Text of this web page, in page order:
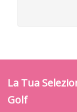
La Tua
Golf